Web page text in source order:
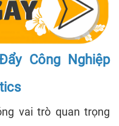
Công Nghiệp
vai trò quan trọng